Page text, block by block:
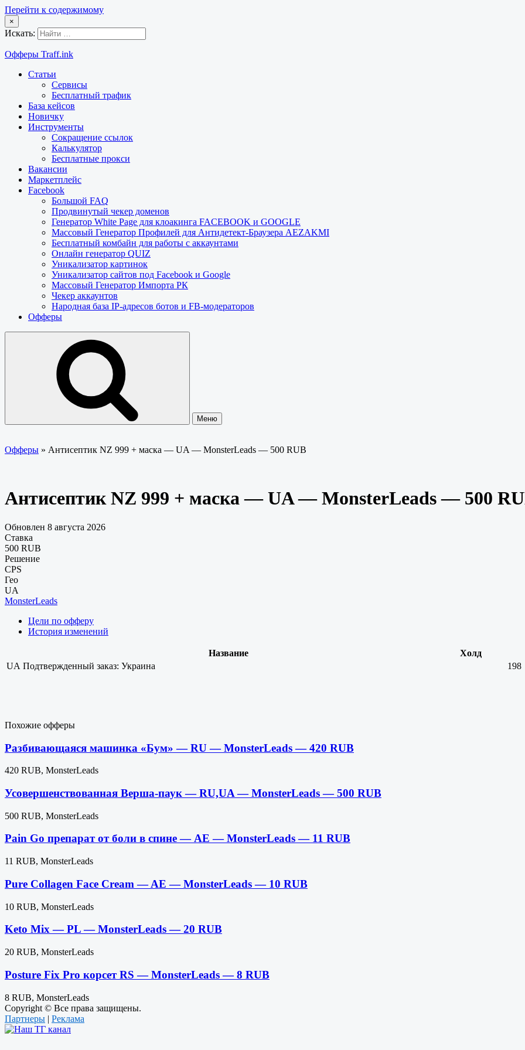
Перейти к содержимому
×
Искать:
Офферы Traff.ink
Статьи
Сервисы
Бесплатный трафик
База кейсов
Новичку
Инструменты
Сокращение ссылок
Калькулятор
Бесплатные прокси
Вакансии
Маркетплейс
Facebook
Большой FAQ
Продвинутый чекер доменов
Генератор White Page для клоакинга FACEBOOK и GOOGLE
Массовый Генератор Профилей для Антидетект-Браузера AEZAKMI
Бесплатный комбайн для работы с аккаунтами
Онлайн генератор QUIZ
Уникализатор картинок
Уникализатор сайтов под Facebook и Google
Массовый Генератор Импорта РК
Чекер аккаунтов
Народная база IP-адресов ботов и FB-модераторов
Офферы
Меню
Офферы » Антисептик NZ 999 + маска — UA — MonsterLeads — 500 RUB
Антисептик NZ 999 + маска — UA — MonsterLeads — 500
Обновлен 8 августа 2026
Ставка
500 RUB
Решение
CPS
Гео
UA
MonsterLeads
Цели по офферу
История изменений
Название
Холд
UA Подтвержденный заказ: Украина 198
Похожие офферы
Разбивающаяся машинка «Бум» — RU — MonsterLeads — 420 RUB
420 RUB, MonsterLeads
Усовершенствованная Верша-паук — RU,UA — MonsterLeads — 500 RUB
500 RUB, MonsterLeads
Pain Go препарат от боли в спине — AE — MonsterLeads — 11 RUB
11 RUB, MonsterLeads
Pure Collagen Face Cream — AE — MonsterLeads — 10 RUB
10 RUB, MonsterLeads
Keto Mix — PL — MonsterLeads — 20 RUB
20 RUB, MonsterLeads
Posture Fix Pro корсет RS — MonsterLeads — 8 RUB
8 RUB, MonsterLeads
Copyright © Все права защищены.
Партнеры | Реклама